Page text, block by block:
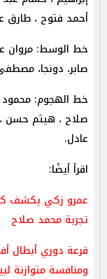
أحمد فتوح ، طارق
خط الوسط: مروان
صابر، دونجا،
خط الهجوم: محمود
صلاح ، هيثم حسن ،
عادل.
اقرأ أيضًا:
عمرو زكي يكشف
تجربة محمد صلاح
ومنافسة متوازنة